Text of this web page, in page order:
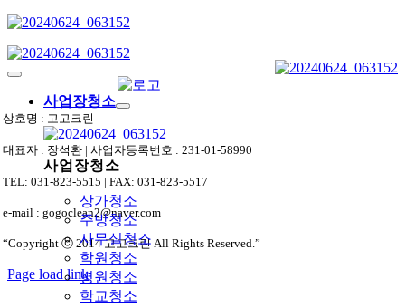
Skip
content
Toggle
Navigation사업장청소
사업장청소
상가청소
주방청소
사무실청소
학원청소
병원청소
학교청소
상호명 : 고고크린
대표자 : 장석환 | 사업자등록번호 : 231-01-58990
TEL: 031-823-5515 | FAX: 031-823-5517
e-mail : gogoclean2@naver.com
“Copyright ⓒ 2014 고고크린 All Rights Reserved.”
Page load link